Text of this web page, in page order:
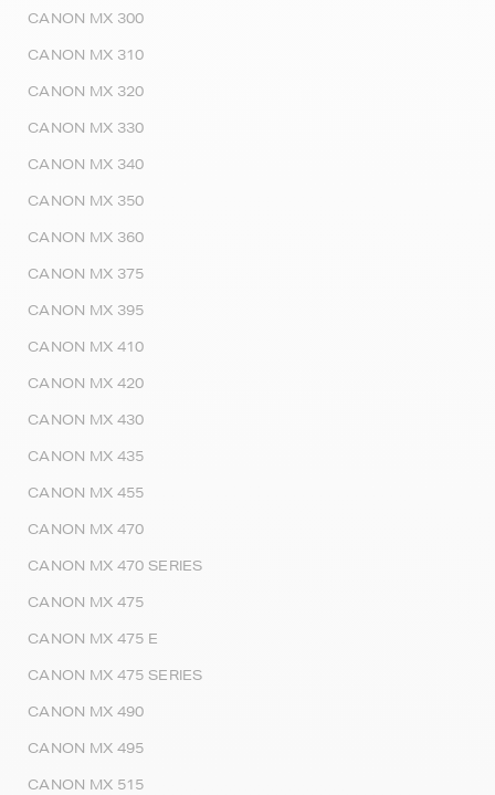
CANON MX 300
CANON MX 310
CANON MX 320
CANON MX 330
CANON MX 340
CANON MX 350
CANON MX 360
CANON MX 375
CANON MX 395
CANON MX 410
CANON MX 420
CANON MX 430
CANON MX 435
CANON MX 455
CANON MX 470
CANON MX 470 SERIES
CANON MX 475
CANON MX 475 E
CANON MX 475 SERIES
CANON MX 490
CANON MX 495
CANON MX 515